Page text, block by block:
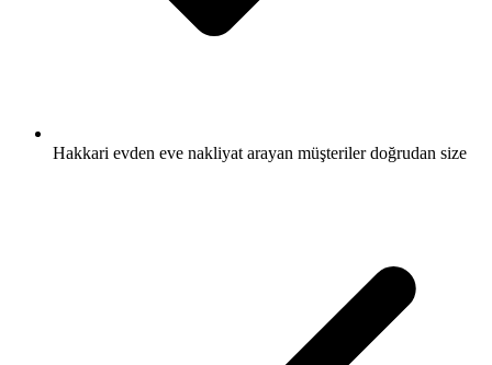
Hakkari evden eve nakliyat arayan müşteriler doğrudan size